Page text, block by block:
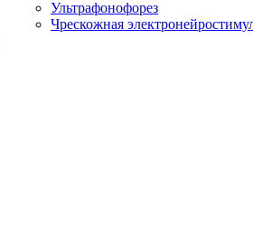
Ультрафонофорез
Чрескожная